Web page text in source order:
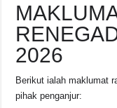
2026
Berikut ialah maklumat
pihak penganjur: